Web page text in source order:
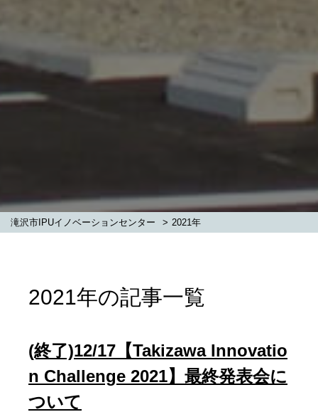
滝沢市IPUイノベーションセンター > 2021年
2021年の記事一覧
(終了)12/17【Takizawa Innovatio
n Challenge 2021】最終発表会に
ついて